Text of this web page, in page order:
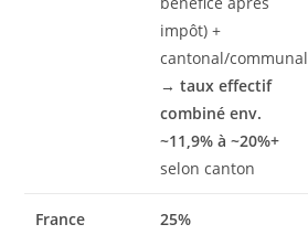
impôt) +
cantonal/communal
→taux effectif
combiné env.
~11,9% à ~20%+
selon canton
France 25%